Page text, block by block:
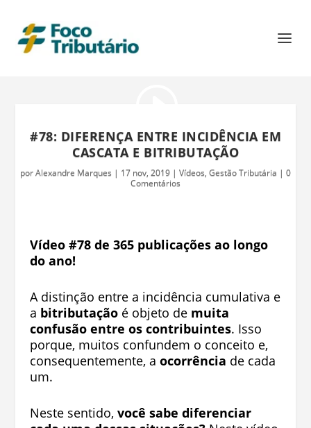
#78: DIFERENÇA ENTRE INCIDÊNCIA EM
CASCATA E BITRIBUTAÇÃO
porAlexandre Marques | 17 nov, 2019 | Vídeos, Gestão Tributária | 0
Comentários
Vídeo #78 de 365 publicações ao longo
do ano!
A distinção entre a incidência cumulativa e
a bitributaçãoé objeto de muita
confusão entre os contribuintes. Isso
porque, muitos confundem o conceito e,
consequentemente, a ocorrência de cada
um.
Neste sentido, você sabe diferenciar